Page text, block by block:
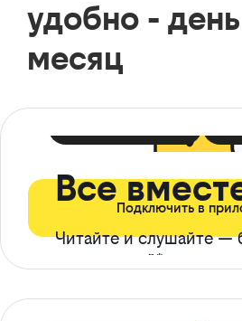
удобно -
месяц
Все
Читайте и слушайте —
ограничений*
Подключить в